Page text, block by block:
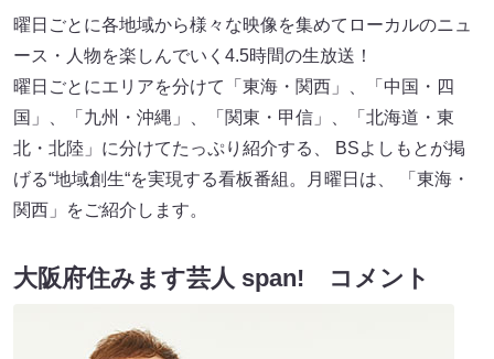
曜日ごとに各地域から様々な映像を集めてローカルのニュ
ース・人物を楽しんでいく4.5時間の生放送！
曜日ごとにエリアを分けて「東海・関西」、「中国・四
国」、「九州・沖縄」、「関東・甲信」、「北海道・東
北・北陸」に分けてたっぷり紹介する、 BSよしもとが掲
げる“地域創生“を実現する看板番組。月曜日は、 「東海・
関西」をご紹介します。
大阪府住みます芸人 span! コメント